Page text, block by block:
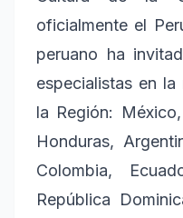
oficialmente el
peruano ha
especialistas en
la Región:
Honduras,
Colombia,
República